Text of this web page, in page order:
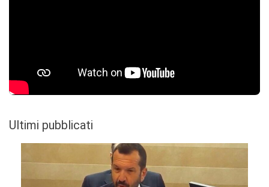
Ultimi pubblicati